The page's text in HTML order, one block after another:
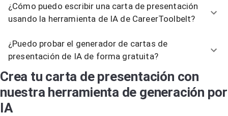
¿Cómo puedo escribir una carta de presentación
usando la herramienta de IA de CareerToolbelt?
¿Puedo probar el generador de cartas de
presentación de IA de forma gratuita?
Crea tu carta de presentación con
nuestra herramienta de generación por
IA